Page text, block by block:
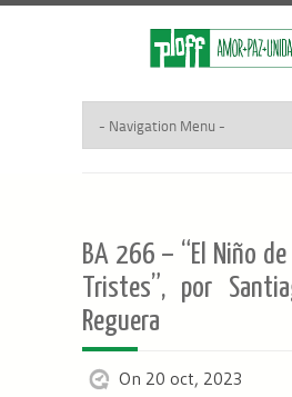
BA 266 – “El Niño
Tristes”, por
Reguera
On 20 oct, 2023